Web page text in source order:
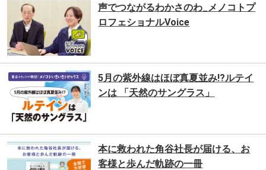
声でつながるわかさのわ_メノコトプ
ロフェショナルVoice
5月の紫外線はほぼ真夏並み!?ルテイ
ンは 「天然のサングラス」
本に救われた⻆谷社長が届ける、お
客様と歩んだ軌跡の一冊